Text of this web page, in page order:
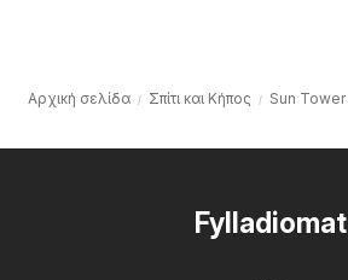
Αρχική σελίδα Σπίτι και Κήπος Sun Tower
Fylladiomat